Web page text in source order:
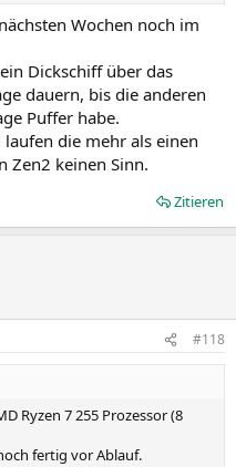
Wochen noch im
Dickschiff über das
dauern, bis die anderen
Puffer habe.
die mehr als einen
Zen2 keinen Sinn.
Zitieren
#118
Ryzen 7 255 Prozessor (8
fertig vor Ablauf.